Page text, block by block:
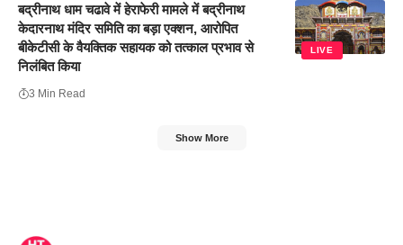
LIVE
बद्रीनाथ धाम चढावे में हेराफेरी मामले में बद्रीनाथ
केदारनाथ मंदिर समिति का बड़ा एक्शन, आरोपित
बीकेटीसी के वैयक्तिक सहायक को तत्काल प्रभाव से
निलंबित किया
3 Min Read
Show More